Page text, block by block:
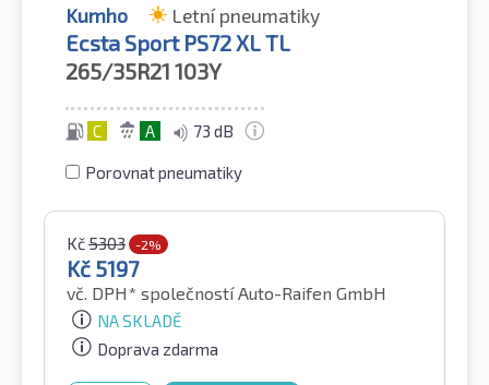
Kumho Letní pneumatiky
Ecsta Sport PS72 XL TL
265/35R21 103Y
C A 73 dB
Porovnat pneumatiky
Kč5303 -2%
Kč 5197
vč. DPH* společností Auto-Raifen GmbH
NA SKLADĚ
Doprava zdarma